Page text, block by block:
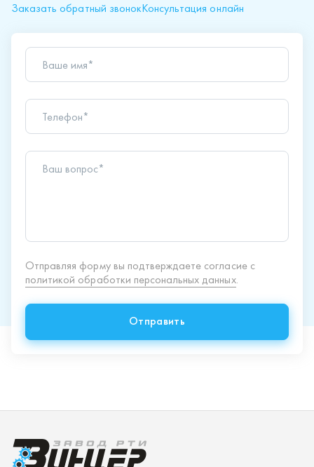
Заказать обратный звонокКонсультация онлайн
Ваше имя*
Телефон*
Ваш вопрос*
Отправляя форму вы подтверждаете согласие с
политикой обработки персональных данных
Спецпредложения